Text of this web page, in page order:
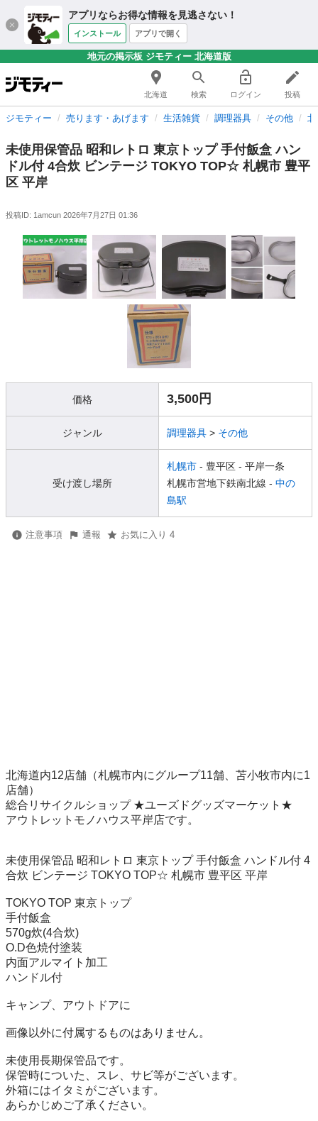
アプリならお得な情報を見逃さない！
インストール アプリで開く
地元の掲示板 ジモティー 北海道版
北海道 検索 ログイン 投稿
ジモティー 売ります・あげます 生活雑貨 調理器具 その他
未使用保管品 昭和レトロ 東京トップ 手付飯盒 ハン
ドル付 4合炊 ビンテージ TOKYO TOP☆ 札幌市 豊平
区 平岸
投稿ID: 1amcun 2026年7月27日 01:36
価格 3,500円
ジャンル 調理器具 > その他
受け渡し場所
札幌市 - 豊平区 - 平岸一条
札幌市営地下鉄南北線 - 中の
島駅
注意事項 通報 お気に入り 4
北海道内12店舗（札幌市内にグループ11舗、苫小牧市内に1
店舗）
総合リサイクルショップ ★ユーズドグッズマーケット★
アウトレットモノハウス平岸店です。
未使用保管品 昭和レトロ 東京トップ 手付飯盒 ハンドル付 4
合炊 ビンテージ TOKYO TOP☆ 札幌市 豊平区 平岸
TOKYO TOP 東京トップ
手付飯盒
570g炊(4合炊)
O.D色焼付塗装
内面アルマイト加工
ハンドル付
キャンプ、アウトドアに
画像以外に付属するものはありません。
未使用長期保管品です。
保管時についた、スレ、サビ等がございます。
外箱にはイタミがございます。
あらかじめご了承ください。